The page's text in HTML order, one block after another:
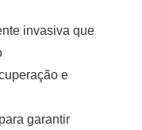
invasiva que
e
garantir